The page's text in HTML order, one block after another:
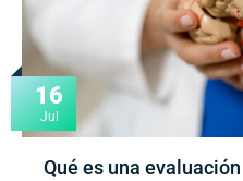
16
Jul
Qué es una